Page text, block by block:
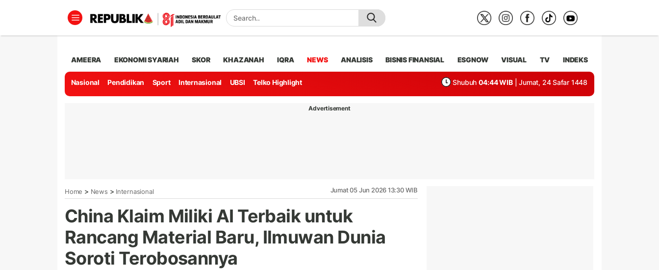
AMEERA EKONOMI SYARIAH SKOR KHAZANAH IQRA NEWS ANALISIS BISNIS FINANSIAL ESGNOW VISUAL TV INDEKS
Nasional Pendidikan Sport Internasional UBSI Telko Highlight Shubuh 04:44 WIB | Jumat, 24 Safar 1448
Advertisement
Home > News > Internasional Jumat 05 Jun 2026 13:30 WIB
China Klaim Miliki AI Terbaik untuk
Rancang Material Baru, Ilmuwan Dunia
Soroti Terobosannya